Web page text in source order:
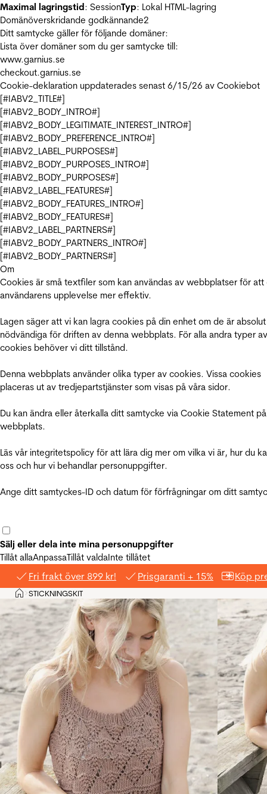
Maximal lagringstid: SessionTyp: Lokal HTML-lagring
Domänöverskridande godkännande2
Ditt samtycke gäller för följande domäner:
Lista över domäner som du ger samtycke till:
www.garnius.se
checkout.garnius.se
Cookie-deklaration uppdaterades senast 6/15/26 av Cookiebot
[#IABV2_TITLE#]
[#IABV2_BODY_INTRO#]
[#IABV2_BODY_LEGITIMATE_INTEREST_INTRO#]
[#IABV2_BODY_PREFERENCE_INTRO#]
[#IABV2_LABEL_PURPOSES#]
[#IABV2_BODY_PURPOSES_INTRO#]
[#IABV2_BODY_PURPOSES#]
[#IABV2_LABEL_FEATURES#]
[#IABV2_BODY_FEATURES_INTRO#]
[#IABV2_BODY_FEATURES#]
[#IABV2_LABEL_PARTNERS#]
[#IABV2_BODY_PARTNERS_INTRO#]
[#IABV2_BODY_PARTNERS#]
Om
Cookies är små textfiler som kan användas av webbplatser för att
användarens upplevelse mer effektiv.
Lagen säger att vi kan lagra cookies på din enhet om de är absolut
nödvändiga för driften av denna webbplats. För alla andra typer av
cookies behöver vi ditt tillstånd.
Denna webbplats använder olika typer av cookies. Vissa cookies
placeras ut av tredjepartstjänster som visas på våra sidor.
Du kan ändra eller återkalla ditt samtycke via Cookie Statement
webbplats.
Läs vår integritetspolicy för att lära dig mer om vilka vi är, hur du
oss och hur vi behandlar personuppgifter.
Ange ditt samtyckes-ID och datum för förfrågningar om ditt
Sälj eller dela inte mina personuppgifter
Tillåt allaAnpassaTillåt valdaInte tillåtet
Fri frakt över 899 kr! Prisgaranti + 15% Köp
Hem
>STICKNINGSKIT